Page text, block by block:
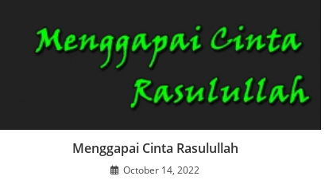
Menggapai Cinta Rasulullah
October 14, 2022